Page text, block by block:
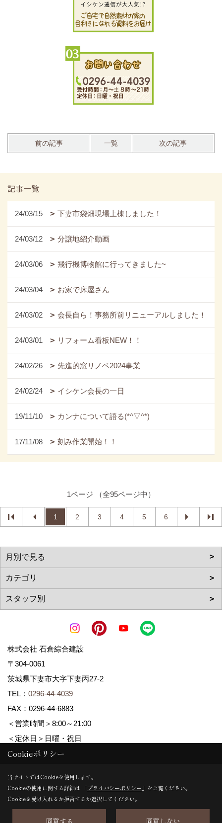
前の記事 一覧 次の記事
記事一覧
24/03/15 下妻市袋畑現場上棟しました！
24/03/12 分譲地紹介動画
24/03/06 飛行機博物館に行ってきました~
24/03/04 お家で床屋さん
24/03/02 会長自ら！事務所前リニューアルしました！
24/03/01 リフォーム看板NEW！！
24/02/26 先進的窓リノベ2024事業
24/02/24 イシケン会長の一日
19/11/10 カンナについて語る(*^▽^*)
17/11/08 刻み作業開始！！
1ページ （全95ページ中）
1 2 3 4 5 6
株式会社 石倉綜合建設
〒304-0061
茨城県下妻市大字下妻丙27-2
TEL： 0296-44-4039
FAX：0296-44-6883
＜営業時間＞8:00～21:00
＜定休日＞日曜・祝日
Copyright (c) ISIKURA-SOGOKENSETSU. All Rights Reserved.
Produced byゴデスクリエイト
Cookieポリシー
当サイトではCookieを使用します。
Cookieの使用に関する詳細は 「プライバシーポリシー 」をご覧ください。
Cookieを受け入れるか拒否するか選択してください。
同意する 同意しない